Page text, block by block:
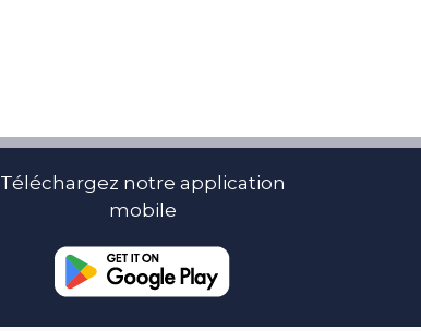
Téléchargez notre application
mobile